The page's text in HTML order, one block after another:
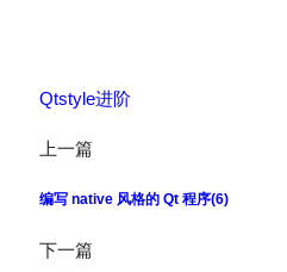
Qtstyle进阶
上一篇
编写 native 风格的 Qt 程序(6)
下一篇